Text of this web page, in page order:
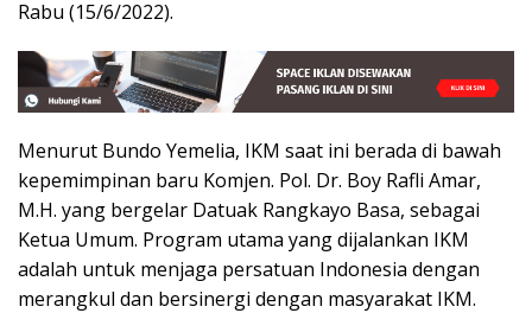
Rabu (15/6/2022).
Menurut Bundo Yemelia, IKM saat ini berada di bawah
kepemimpinan baru Komjen. Pol. Dr. Boy Rafli Amar,
M.H. yang bergelar Datuak Rangkayo Basa, sebagai
Ketua Umum. Program utama yang dijalankan IKM
adalah untuk menjaga persatuan Indonesia dengan
merangkul dan bersinergi dengan masyarakat IKM.